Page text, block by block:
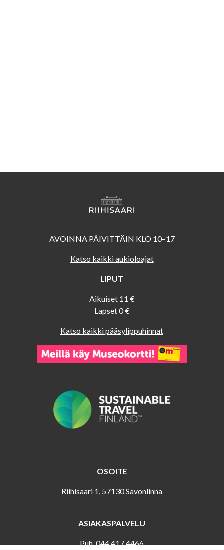
AVOINNA PÄIVITTÄIN KLO 10–17
Katso kaikki aukioloajat
LIPUT
Aikuiset 11 €
Lapset 0 €
Katso kaikki pääsylippuhinnat
OSOITE
Riihisaari 1, 57130 Savonlinna
ASIAKASPALVELU
Puh. 044 417 4466